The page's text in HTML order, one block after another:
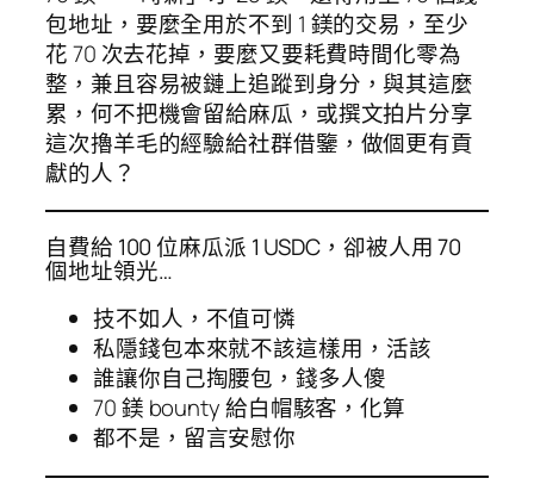
包地址，要麼全用於不到 1 鎂的交易，至少
花 70 次去花掉，要麼又要耗費時間化零為
整，兼且容易被鏈上追蹤到身分，與其這麼
累，何不把機會留給麻瓜，或撰文拍片分享
這次擼羊毛的經驗給社群借鑒，做個更有貢
獻的人？
自費給 100 位麻瓜派 1 USDC，卻被人用 70
個地址領光…
技不如人，不值可憐
私隱錢包本來就不該這樣用，活該
誰讓你自己掏腰包，錢多人傻
70 鎂 bounty 給白帽駭客，化算
都不是，留言安慰你